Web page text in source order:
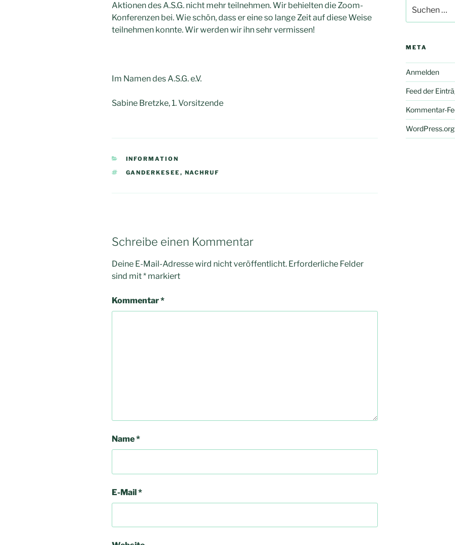
Aktionen des A.S.G. nicht mehr teilnehmen. Wir behielten die Zoom-
Konferenzen bei. Wie schön, dass er eine so lange Zeit auf diese Weise
teilnehmen konnte. Wir werden wir ihn sehr vermissen!
Im Namen des A.S.G. e.V.
Sabine Bretzke, 1. Vorsitzende
KATEGORIEN
INFORMATION
SCHLAGWÖRTER
GANDERKESEE , NACHRUF
Schreibe einen Kommentar
Deine E-Mail-Adresse wird nicht veröffentlicht. Erforderliche Felder
sind mit* markiert
Kommentar*
Name*
E-Mail*
nach:
META
Anmelden
Feed der
Kommentar-
WordPress.org